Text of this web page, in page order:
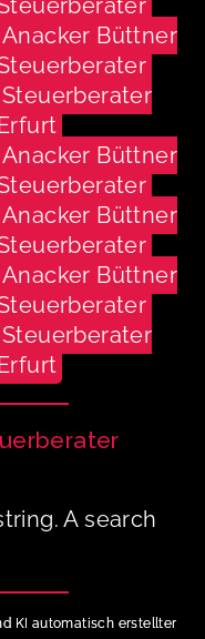
Anacker Büttner
Steuerberater
Anacker Büttner
Anacker Büttner
Anacker Büttner
Steuerberater
A search
KI automatisch erstellter